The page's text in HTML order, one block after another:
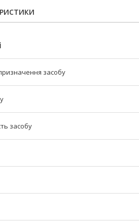
засобу
засобу